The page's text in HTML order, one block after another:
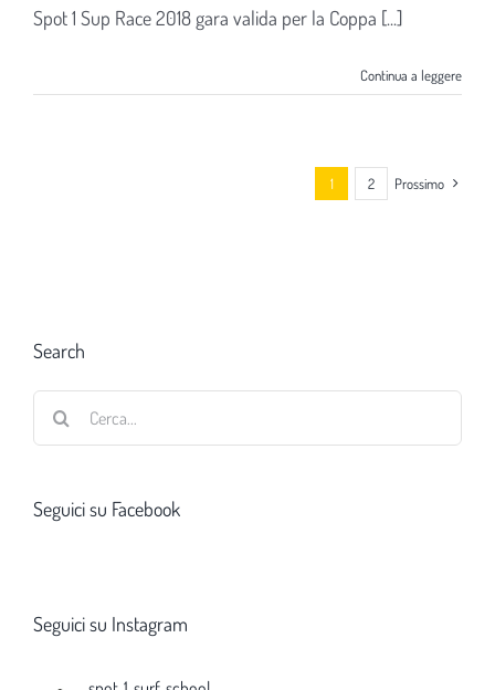
Spot 1 Sup Race 2018 gara valida per la Coppa [...]
Continua a leggere
1 2 Prossimo
Search
Seguici su Facebook
Seguici su Instagram